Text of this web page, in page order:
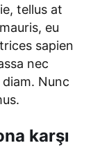
tellus at
eu
sapien
nec
Nunc
karşı